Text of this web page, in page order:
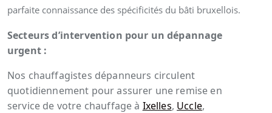
parfaite connaissance des spécificités du bâti bruxellois.
Secteurs d’intervention pour un dépannage
urgent :
Nos chauffagistes dépanneurs circulent
quotidiennement pour assurer une remise en
service de votre chauffage à Ixelles, Uccle,